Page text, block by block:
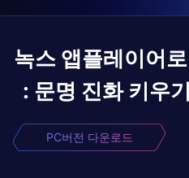
녹스 앱플레이어로
: 문명 진화 키우
PC버전 다운로드